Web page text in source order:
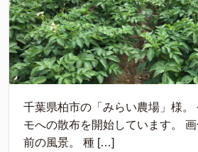
千葉県柏市の「みらい農場」様。
モへの散布を開始しています。
前の風景。 種 […]